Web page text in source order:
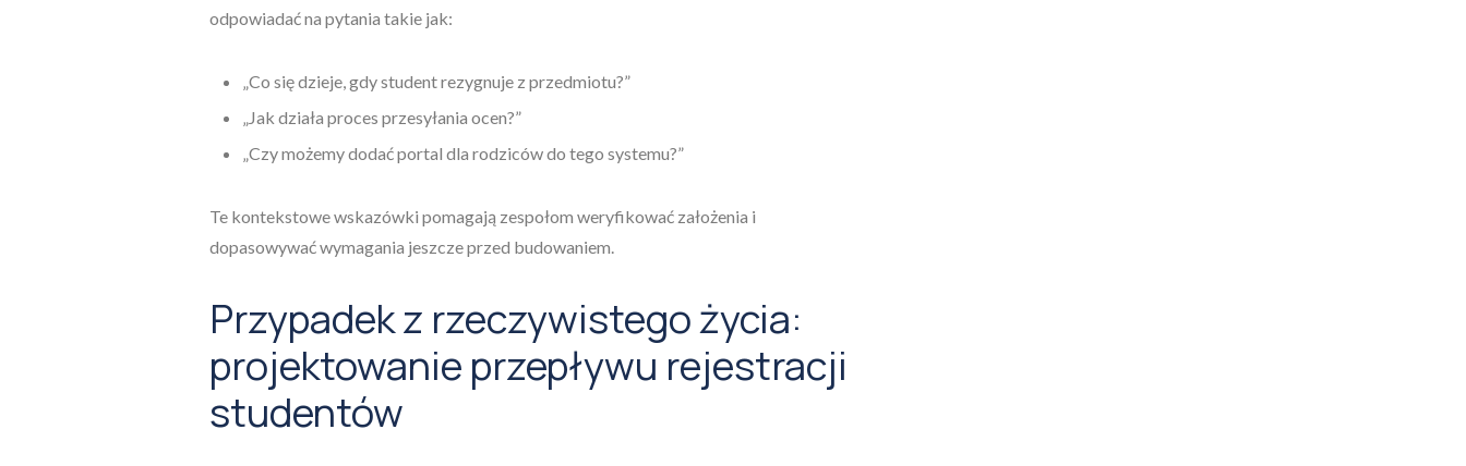
odpowiadać na pytania takie jak:
„Co się dzieje, gdy student rezygnuje z przedmiotu?”
„Jak działa proces przesyłania ocen?”
„Czy możemy dodać portal dla rodziców do tego systemu?”
Te kontekstowe wskazówki pomagają zespołom weryfikować założenia i
dopasowywać wymagania jeszcze przed budowaniem.
Przypadek z rzeczywistego życia:
projektowanie przepływu rejestracji
studentów